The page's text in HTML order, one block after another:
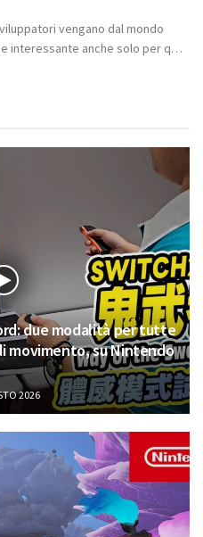
vengano dal mondo
interessante anche solo per q…
due modalità per tutte
su Nintendo
2026